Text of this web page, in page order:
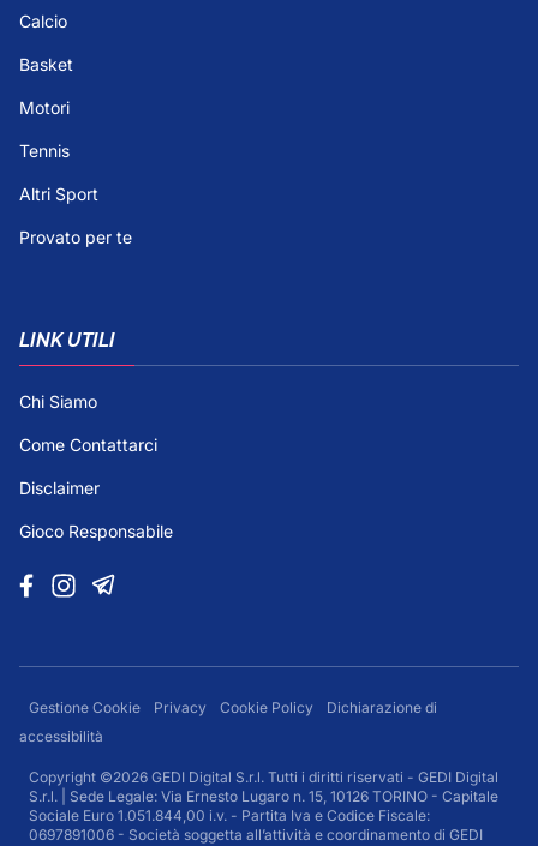
Calcio
Basket
Motori
Tennis
Altri Sport
Provato per te
LINK UTILI
Chi Siamo
Come Contattarci
Disclaimer
Gioco Responsabile
Gestione Cookie Privacy Cookie Policy
Dichiarazione di
accessibilità
Copyright ©2026 GEDI Digital S.r.l. Tutti i diritti riservati - GEDI Digital
S.r.l. | Sede Legale: Via Ernesto Lugaro n. 15, 10126 TORINO - Capitale
Sociale Euro 1.051.844,00 i.v. - Partita Iva e Codice Fiscale:
0697891006 - Società soggetta all’attività e coordinamento di GEDI